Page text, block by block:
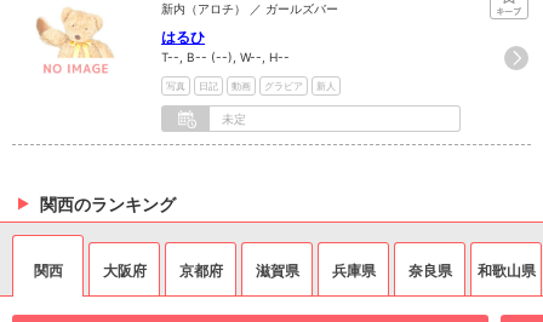
新内（アロチ） ／ ガールズバー
はるひ
T--, B-- (--), W--, H--
写真 日記 動画 グラビア 新人
未定
関西のランキング
関西 大阪府 京都府 滋賀県 兵庫県 奈良県 和歌山県